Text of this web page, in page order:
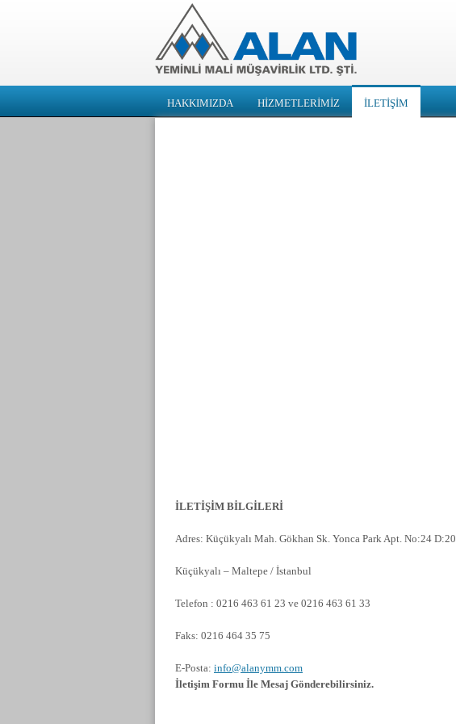
HAKKIMIZDA HİZMETLERİMİZ İLETİŞİM
İLETİŞİM BİLGİLERİ
Adres: Küçükyalı Mah. Gökhan Sk. Yonca Park Apt. No:24 D:20
Küçükyalı – Maltepe / İstanbul
Telefon : 0216 463 61 23 ve 0216 463 61 33
Faks: 0216 464 35 75
E-Posta: info@alanymm.com
İletişim Formu İle Mesaj Gönderebilirsiniz.